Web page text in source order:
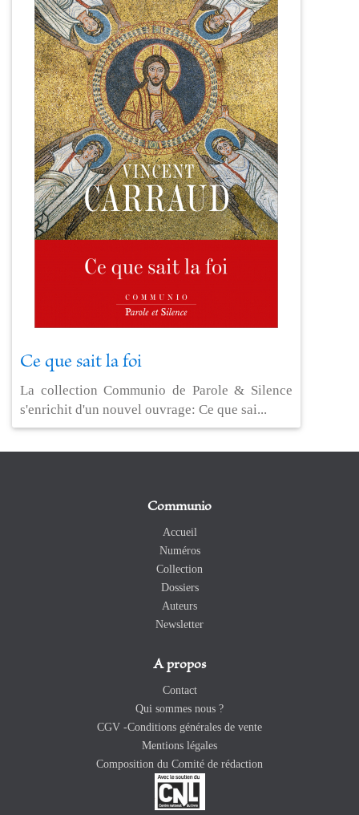
Ce que sait la foi
La collection Communio de Parole & Silence
s'enrichit d'un nouvel ouvrage: Ce que sai...
Communio
Accueil
Numéros
Collection
Dossiers
Auteurs
Newsletter
A propos
Contact
Qui sommes nous ?
CGV -Conditions générales de vente
Mentions légales
Composition du Comité de rédaction